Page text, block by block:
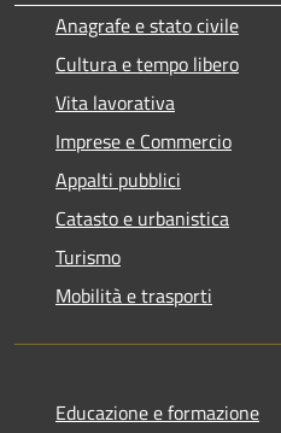
Anagrafe e stato civile
Cultura e tempo libero
Vita lavorativa
Imprese e Commercio
Appalti pubblici
Catasto e urbanistica
Turismo
Mobilità e trasporti
Educazione e formazione